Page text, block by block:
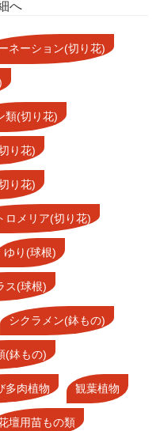
へ
ネーション(切り花)
類(切り花)
り花)
り花)
ロメリア(切り花)
ゆり(球根)
ス(球根)
シクラメン(鉢もの)
(鉢もの)
多肉植物 観葉植物
壇用苗もの類